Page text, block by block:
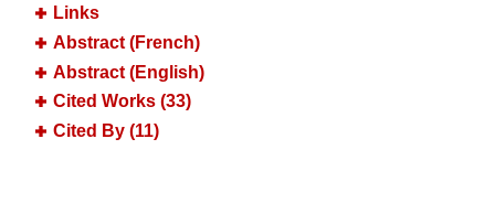
Links
Abstract (French)
Abstract (English)
Cited Works (33)
Cited By (11)